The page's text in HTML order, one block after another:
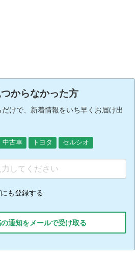
からなかった方
けで、新着情報をいち早くお届け出
中古車 トヨタ セルシオ
も登録する
通知をメールで受け取る